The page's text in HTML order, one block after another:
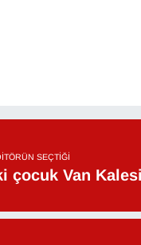
SEÇTIĞI
çocuk Van